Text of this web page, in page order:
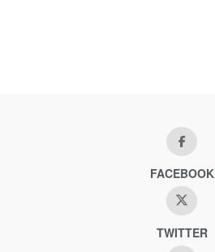
FACEBOOK
TWITTER